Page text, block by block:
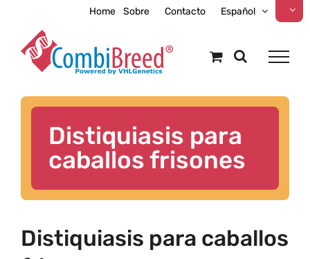
content
Home Sobre Contacto Español
Distiquiasis para
caballos frisones
Distiquiasis para caballos